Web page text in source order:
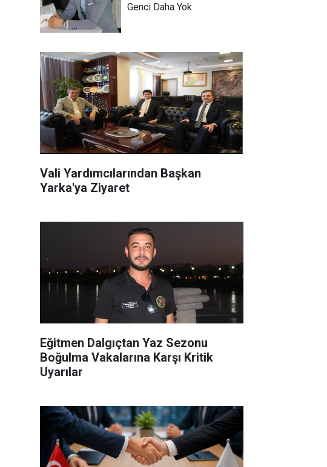
Genci Daha Yok
Vali Yardımcılarından Başkan
Yarka'ya Ziyaret
Eğitmen Dalgıçtan Yaz Sezonu
Boğulma Vakalarına Karşı Kritik
Uyarılar